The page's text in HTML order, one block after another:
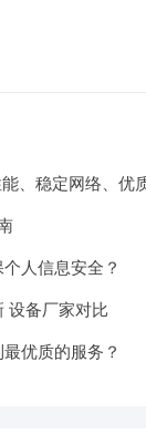
、稳定网络、优
人信息安全？
设备厂家对比
优质的服务？